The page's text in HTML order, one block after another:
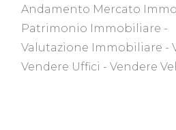
Andamento Mercato
Patrimonio Immobiliare
Valutazione Immobiliare
Vendere Uffici
Vendere